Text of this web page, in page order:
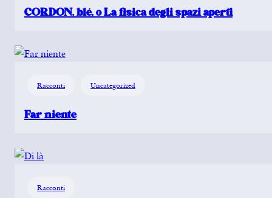
CORDON, blé, o La fisica degli spazi aperti
Racconti Uncategorized
Far niente
Racconti